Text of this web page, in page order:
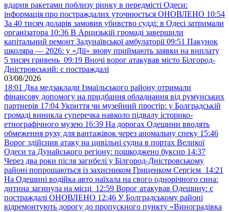
вдарив ракетами поблизу ринку в передмісті Одеси:
інформація про постраждалих уточнюється ОНОВЛЕНО 10:54
За 40 тисяч доларів замовив убивство судді: в Одесі затримали
організатора 10:36 В Арцизькій громаді завершили
капітальний ремонт Задунаївської амбулаторії 09:51 Пакунок
школяра — 2026: у «Дії» знову приймають заявки на виплату
5 тисяч гривень 09:19 Вночі ворог атакував місто Білгород-
Дністровський: є постраждалі
03/08/2026
18:01 Два медзаклади Ізмаїльського району отримали
фінансову допомогу на придбання обладнання від румунських
партнерів 17:04 Укриття чи музейний простір: у Болградській
громаді виникла суперечка навколо підвалу історико-
етнографічного музею 16:39 На дорогах Одещини вводять
обмеження руху для вантажівок через аномальну спеку 15:46
Ворог здійснив атаку на цивільні судна в портах Великої
Одеси та Дунайського регіону: пошкоджено буксир 14:37
Через два роки після загибелі у Білгород-Дністровському
районі попрощаються із захисником Гриценком Сергієм 14:21
На Одещині водійка авто наїхала на свого однорічного сина:
дитина загинула на місці 12:59 Ворог атакував Одещину: є
постраждалі ОНОВЛЕНО 12:46 У Болградському районі
відремонтують дорогу до пропускного пункту «Виноградівка